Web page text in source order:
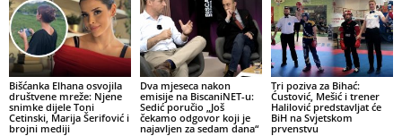
Bišćanka Elhana osvojila
društvene mreže: Njene
snimke dijele Toni
Cetinski, Marija Šerifović i
brojni mediji
Dva mjeseca nakon
emisije na BiscaniNET-u:
Sedić poručio „Još
čekamo odgovor koji je
najavljen za sedam dana“
Tri poziva za Bihać:
Ćustović, Mešić i trener
Halilović predstavljat će
BiH na Svjetskom
prvenstvu